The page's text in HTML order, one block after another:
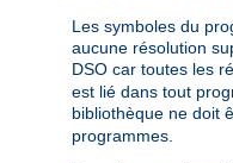
Les symboles du
aucune résolution
DSO car toutes les
est lié dans tout
bibliothèque ne doit
programmes.